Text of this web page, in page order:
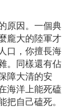
原因。一個典
龐大的陸軍才
口，你擅長海
。同樣還有佔
障大清的安
海洋上能死磕
自己磕死。